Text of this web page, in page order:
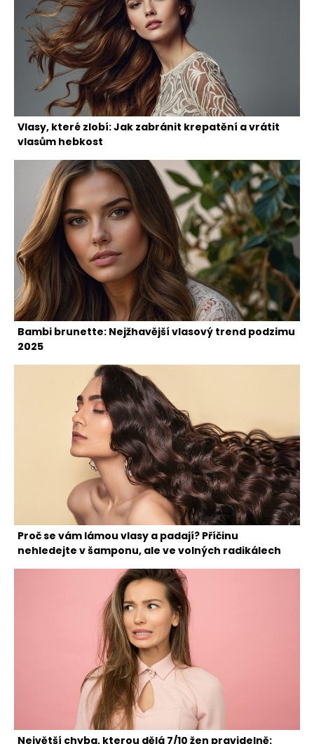
Vlasy, které zlobí: Jak zabránit krepatění a vrátit
vlasům hebkost
Bambi brunette: Nejžhavější vlasový trend podzimu
2025
Proč se vám lámou vlasy a padají? Příčinu
nehledejte v šamponu, ale ve volných radikálech
Největší chyba, kterou dělá 7/10 žen pravidelně: